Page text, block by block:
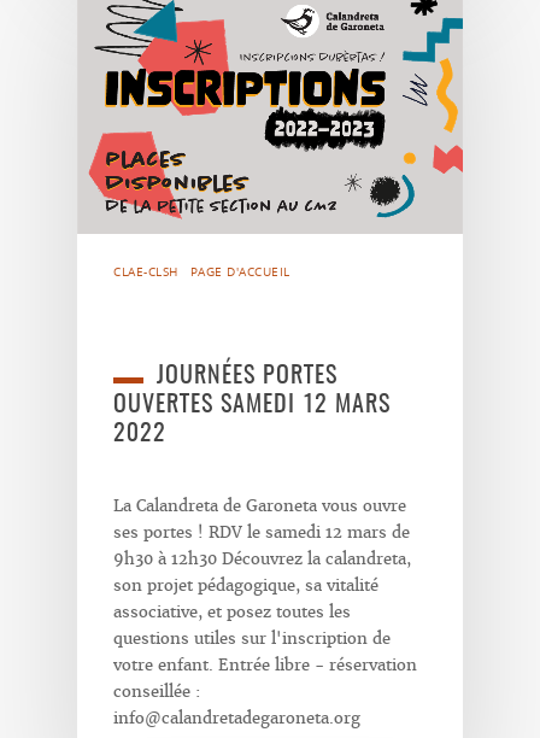
CLAE-CLSH PAGE D'ACCUEIL
JOURNÉES PORTES
OUVERTES SAMEDI 12 MARS
2022
La Calandreta de Garoneta vous ouvre
ses portes ! RDV le samedi 12 mars de
9h30 à 12h30 Découvrez la calandreta,
son projet pédagogique, sa vitalité
associative, et posez toutes les
questions utiles sur l'inscription de
votre enfant. Entrée libre - réservation
conseillée :
info@calandretadegaroneta.org